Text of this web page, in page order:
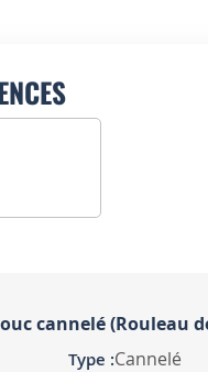
cannelé (Rouleau
Cannelé